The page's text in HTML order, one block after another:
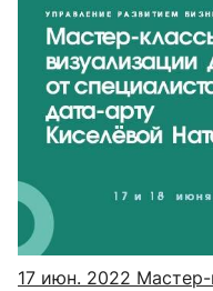
17 июн. 2022 Мастер-